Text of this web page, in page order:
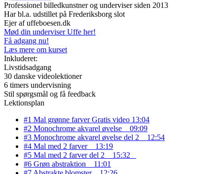
Professionel billedkunstner og underviser siden 2013
Har bl.a. udstillet på Frederiksborg slot
Ejer af uffeboesen.dk
Mød din underviser Uffe her!
Få adgang nu!
Læs mere om kurset
Inkluderet:
Livstidsadgang
30 danske videolektioner
6 timers undervisning
Stil spørgsmål og få feedback
Lektionsplan
#1 Mal grønne farverGratis video 13:04
#2 Monochrome akvarel øvelse
09:09
#3 Monochrome akvarel øvelse del 2
12:54
#4 Mal med 2 farver
13:19
#5 Mal med 2 farver del 2
15:32
#6 Grøn abstraktion
11:01